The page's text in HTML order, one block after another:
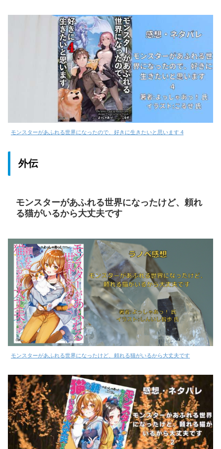
モンスターがあふれる世界になったので、好きに生きたいと思います 4
外伝
モンスターがあふれる世界になったけど、頼れ
る猫がいるから大丈夫です
モンスターがあふれる世界になったけど、頼れる猫がいるから大丈夫です